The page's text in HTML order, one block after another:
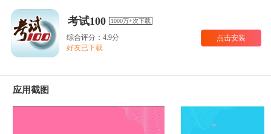
考试100 1000万+次下载
综合评分：4.9分
好友已下载
点击安装
应用截图